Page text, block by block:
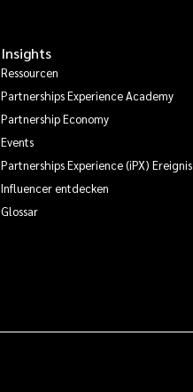
Insights
Ressourcen
Partnerships Experience Academy
Partnership Economy
Events
Partnerships Experience (iPX) Ereignis
Influencer entdecken
Glossar